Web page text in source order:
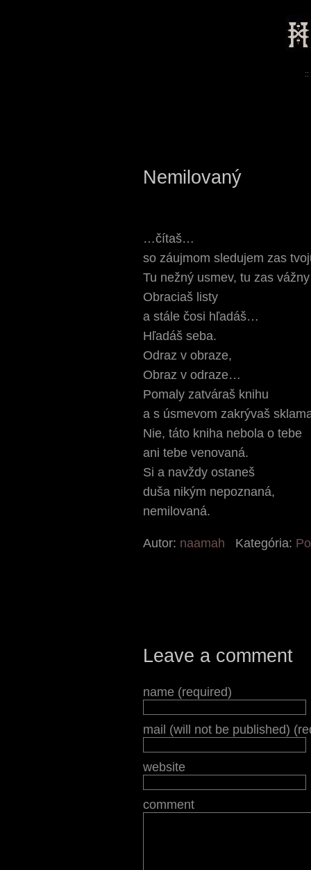
::
Nemilovaný
…čítaš…
so záujmom sledujem zas
Tu nežný usmev, tu zas
Obraciaš listy
a stále čosi hľadáš…
Hľadáš seba.
Odraz v obraze,
Obraz v odraze…
Pomaly zatváraš knihu
a s úsmevom zakrývaš
Nie, táto kniha nebola o tebe
ani tebe venovaná.
Si a navždy ostaneš
duša nikým nepoznaná,
nemilovaná.
Autor: naamah Kategória:
Leave a comment
name (required)
mail (will not be published)
website
comment